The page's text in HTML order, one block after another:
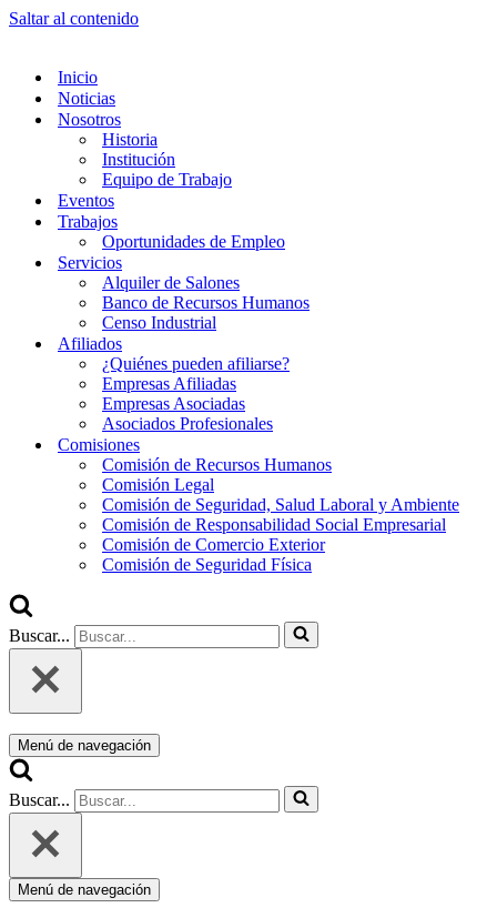
Saltar al contenido
Inicio
Noticias
Nosotros
Historia
Institución
Equipo de Trabajo
Eventos
Trabajos
Oportunidades de Empleo
Servicios
Alquiler de Salones
Banco de Recursos Humanos
Censo Industrial
Afiliados
¿Quiénes pueden afiliarse?
Empresas Afiliadas
Empresas Asociadas
Asociados Profesionales
Comisiones
Comisión de Recursos Humanos
Comisión Legal
Comisión de Seguridad, Salud Laboral y Ambiente
Comisión de Responsabilidad Social Empresarial
Comisión de Comercio Exterior
Comisión de Seguridad Física
Buscar...
Menú de navegación
Buscar...
Menú de navegación